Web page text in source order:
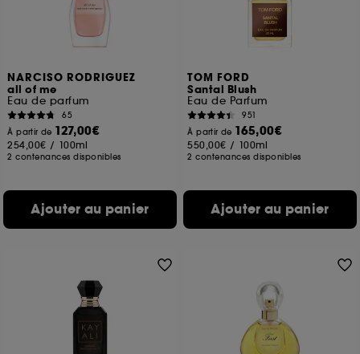
NARCISO RODRIGUEZ
all of me
Eau de parfum
65
À partir de 127,00€
254,00€ / 100ml
2 contenances disponibles
Ajouter au panier
TOM FORD
Santal Blush
Eau de Parfum
951
À partir de 165,00€
550,00€ / 100ml
2 contenances disponibles
Ajouter au panier